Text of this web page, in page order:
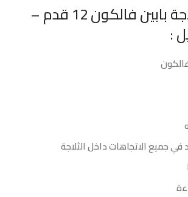
مواصفات ثلاجة بابين فالكون 12 قدم –
في جميع الاتجاهات داخل الثلاجة